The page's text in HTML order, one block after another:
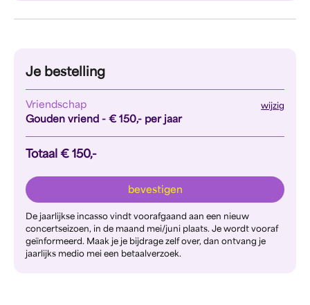
Je bestelling
Vriendschap wijzig
Gouden vriend - € 150,-per jaar
Totaal € 150,-
bevestigen
De jaarlijkse incasso vindt voorafgaand aan een nieuw
concertseizoen, in de maand mei/juni plaats. Je wordt vooraf
geïnformeerd. Maak je je bijdrage zelf over, dan ontvang je
jaarlijks medio mei een betaalverzoek.